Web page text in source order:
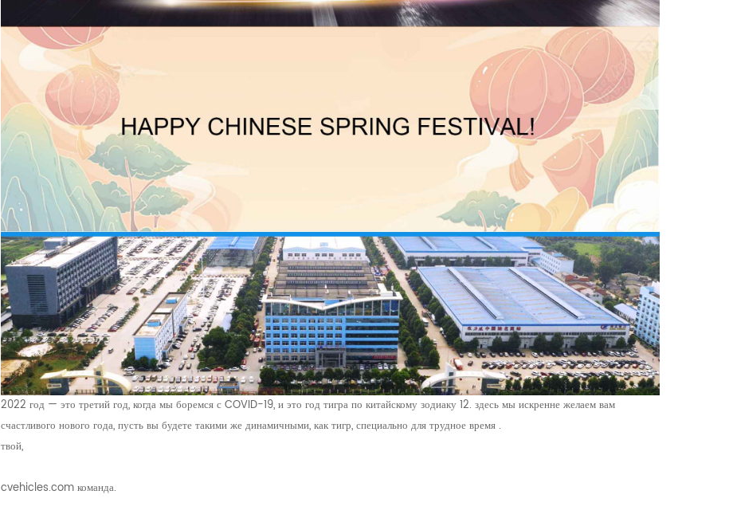
2022 год — это третий год, когда мы боремся с COVID-19, и это год тигра по китайскому зодиаку 12. здесь мы искренне желаем вам
счастливого нового года, пусть вы будете такими же динамичными, как тигр, специально для трудное время .
твой,
cvehicles.com команда.